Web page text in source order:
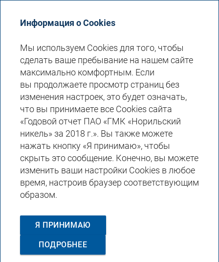
АКЦЕНТ
НА БЕЗОПАСНОСТИ
И ЭКОЛОГИИ
В зоне интереса «Норникеля» —
национальный проект «Экология». Решение
экологической проблемы является важным
для Компании с точки зрения продвижения
Информация о Cookies
Мы используем Cookies для того, чтобы
сделать ваше пребывание на нашем сайте
максимально комфортным. Если
вы продолжаете просмотр страниц без
изменения настроек, это будет означать,
что вы принимаете все Cookies сайта
«Годовой отчет ПАО «ГМК «Норильский
никель» за 2018 г.». Вы также можете
нажать кнопку «Я принимаю», чтобы
скрыть это сообщение. Конечно, вы можете
изменить ваши настройки Cookies в любое
время, настроив браузер соответствующим
образом.
Я ПРИНИМАЮ
ПОДРОБНЕЕ